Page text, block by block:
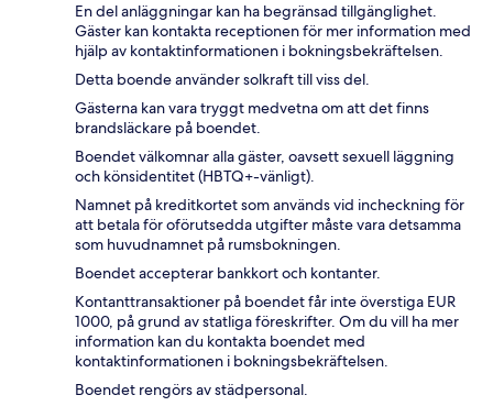
En del anläggningar kan ha begränsad tillgänglighet.
Gäster kan kontakta receptionen för mer information med
hjälp av kontaktinformationen i bokningsbekräftelsen.
Detta boende använder solkraft till viss del.
Gästerna kan vara tryggt medvetna om att det finns
brandsläckare på boendet.
Boendet välkomnar alla gäster, oavsett sexuell läggning
och könsidentitet (HBTQ+-vänligt).
Namnet på kreditkortet som används vid incheckning för
att betala för oförutsedda utgifter måste vara detsamma
som huvudnamnet på rumsbokningen.
Boendet accepterar bankkort och kontanter.
Kontanttransaktioner på boendet får inte överstiga EUR
1000, på grund av statliga föreskrifter. Om du vill ha mer
information kan du kontakta boendet med
kontaktinformationen i bokningsbekräftelsen.
Boendet rengörs av städpersonal.